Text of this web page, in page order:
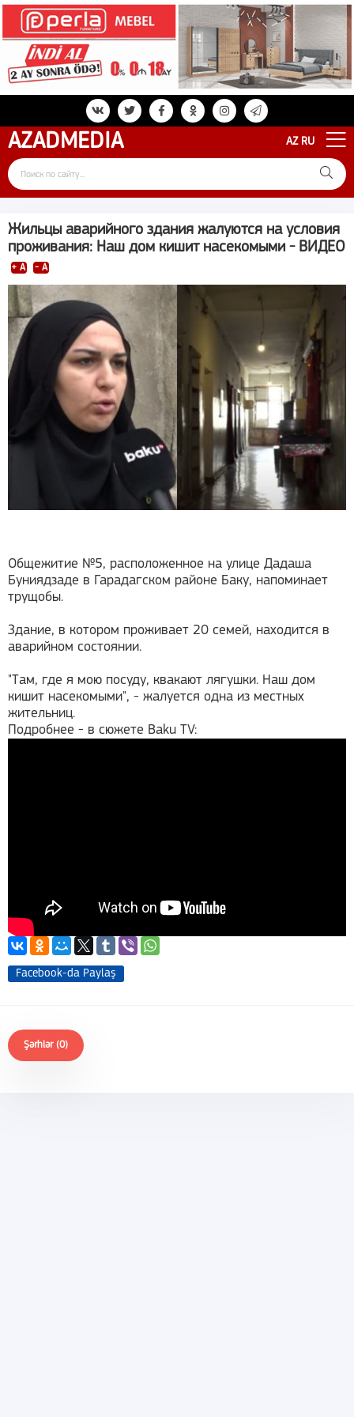
AZADMEDIA AZ RU
Жильцы аварийного здания жалуются на условия
проживания: Наш дом кишит насекомыми - ВИДЕО
+ A - A
Общежитие №5, расположенное на улице Дадаша
Буниядзаде в Гарадагском районе Баку, напоминает
трущобы.
Здание, в котором проживает 20 семей, находится в
аварийном состоянии.
"Там, где я мою посуду, квакают лягушки. Наш дом
кишит насекомыми", - жалуется одна из местных
жительниц.
Подробнее - в сюжете Baku TV:
Facebook-da Paylaş
Şərhlər (0)